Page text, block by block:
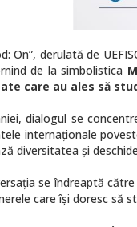
On”, derulată de
de la simbolistica
care au ales să
dialogul se
internaționale
diversitatea și
se îndreaptă
care își doresc să